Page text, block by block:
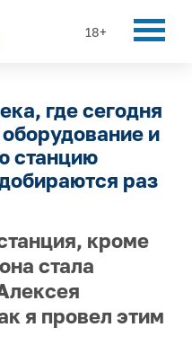
18+
где сегодня
и
станцию
раз
кроме
стала
я провел этим